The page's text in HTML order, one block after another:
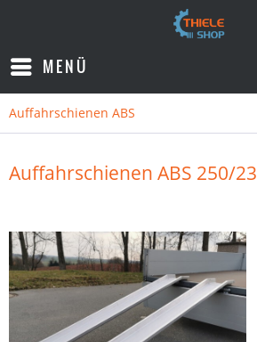
MENÜ
Auffahrschienen ABS
Auffahrschienen ABS 250/23